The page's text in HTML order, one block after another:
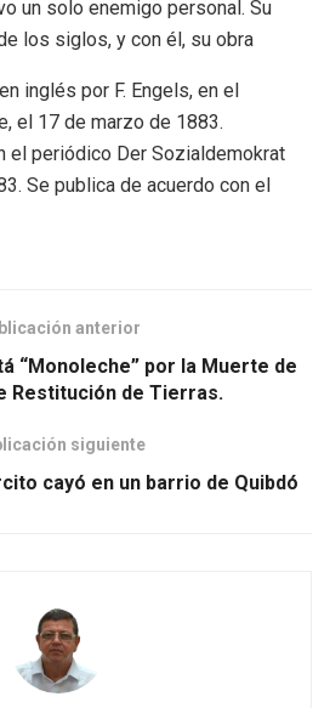
un solo enemigo personal. Su
los siglos, y con él, su obra
inglés por F. Engels, en el
el 17 de marzo de 1883.
el periódico Der Sozialdemokrat
Se publica de acuerdo con el
anterior
“Monoleche” por la Muerte de
Restitución de Tierras.
siguiente
cayó en un barrio de Quibdó